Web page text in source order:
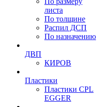
листа
По толщине
Распил ДСП
По назначению
ДВП
КИРОВ
Пластики
Пластики CPL
EGGER